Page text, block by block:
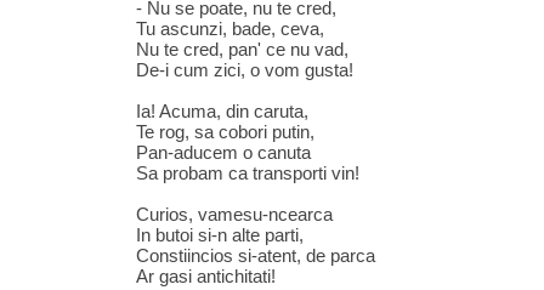
- Nu se poate, nu te cred,
Tu ascunzi, bade, ceva,
Nu te cred, pan' ce nu vad,
De-i cum zici, o vom gusta!
Ia! Acuma, din caruta,
Te rog, sa cobori putin,
Pan-aducem o canuta
Sa probam ca transporti vin!
Curios, vamesu-ncearca
In butoi si-n alte parti,
Constiincios si-atent, de parca
Ar gasi antichitati!